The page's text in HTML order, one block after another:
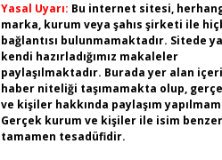
Yasal Uyarı: Bu internet sitesi,
marka, kurum veya şahıs şirketi ile
bağlantısı bulunmamaktadır. Sitede
kendi hazırladığımız makaleler
paylaşılmaktadır. Burada yer alan
haber niteliği taşımamakta olup,
ve kişiler hakkında paylaşım
Gerçek kurum ve kişiler ile isim
tamamen tesadüfidir.